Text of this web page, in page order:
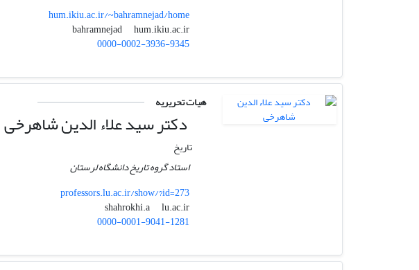
hum.ikiu.ac.ir/~bahramnejad/home
hum.ikiu.ac.ir
0000-0002-3936-9345
هیات تحریریه
دکتر سید علاء الدین شاهرخی
تاریخ
استاد گروه تاریخ دانشگاه لرستان
professors.lu.ac.ir/show/?id=273
lu.ac.ir
0000-0001-9041-1281